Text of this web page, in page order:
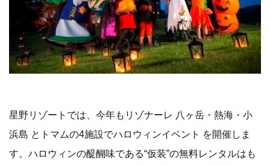
星野リゾートでは、今年もリゾナーレ 八ヶ岳・熱海・小
浜島 とトマムの4施設でハロウィンイベント を開催しま
す。ハロウィンの醍醐味である“仮装”の無料レンタルはも